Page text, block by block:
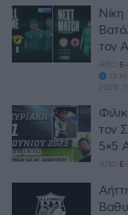
Νίκη
τον
ΑΠΌ
13
2025,
τον
5×5
ΑΠΌ